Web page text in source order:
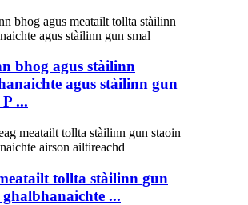
bhog agus stàilinn
agus stàilinn gun
...
tollta stàilinn gun
...